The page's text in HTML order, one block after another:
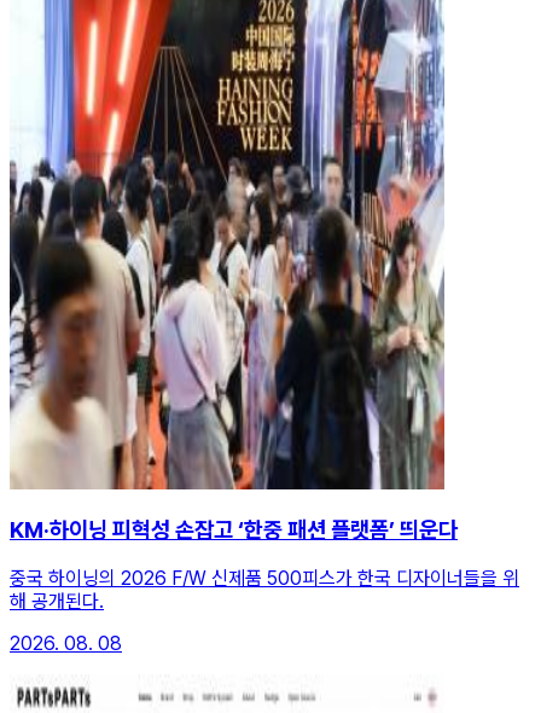
KM·하이닝 피혁성 손잡고 ‘한중 패션 플랫폼’ 띄운다
중국 하이닝의 2026 F/W 신제품 500피스가 한국 디자이너들을 위
해 공개된다.
2026. 08. 08